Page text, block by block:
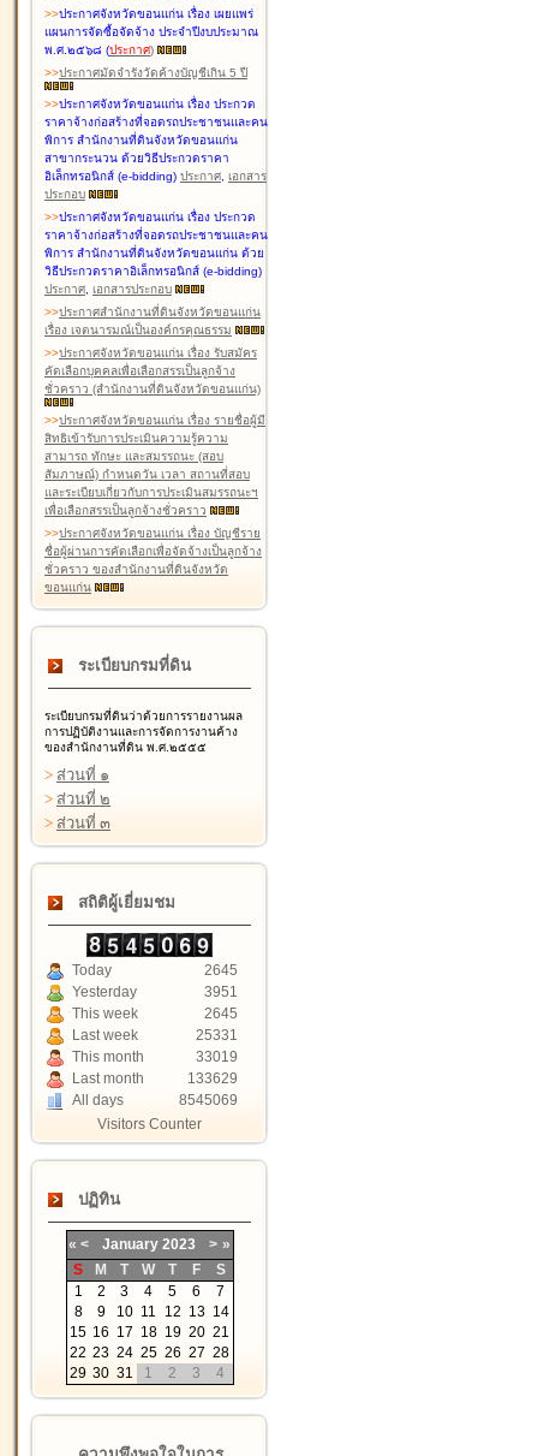
>>ประกาศจังหวัดขอนแก่น เรื่อง เผยแพร่
แผนการจัดซื้อจัดจ้าง ประจำปีงบประมาณ
พ.ศ.๒๕๖๘ (ประกาศ)
>>ประกาศมัดจำรังวัดค้างบัญชีเกิน 5 ปี
>>ประกาศจังหวัดขอนแก่น เรื่อง ประกวด
ราคาจ้างก่อสร้างที่จอดรถประชาชนและคน
พิการ สำนักงานที่ดินจังหวัดขอนแก่น
สาขากระนวน ด้วยวิธีประกวดราคา
อิเล็กทรอนิกส์ (e-bidding) ประกาศ, เอกสาร
ประกอบ
>>ประกาศจังหวัดขอนแก่น เรื่อง ประกวด
ราคาจ้างก่อสร้างที่จอดรถประชาชนและคน
พิการ สำนักงานที่ดินจังหวัดขอนแก่น ด้วย
วิธีประกวดราคาอิเล็กทรอนิกส์ (e-bidding)
ประกาศ, เอกสารประกอบ
>>ประกาศสำนักงานที่ดินจังหวัดขอนแก่น
เรื่อง เจตนารมณ์เป็นองค์กรคุณธรรม
>>ประกาศจังหวัดขอนแก่น เรื่อง รับสมัคร
คัดเลือกบุคคลเพื่อเลือกสรรเป็นลูกจ้าง
ชั่วคราว (สำนักงานที่ดินจังหวัดขอนแก่น)
>>ประกาศจังหวัดขอนแก่น เรื่อง รายชื่อผู้มี
สิทธิเข้ารับการประเมินความรู้ความ
สามารถ ทักษะ และสมรรถนะ (สอบ
สัมภาษณ์) กำหนดวัน เวลา สถานที่สอบ
และระเบียบเกี่ยวกับการประเมินสมรรถนะฯ
เพื่อเลือกสรรเป็นลูกจ้างชั่วคราว
>>ประกาศจังหวัดขอนแก่น เรื่อง บัญชีราย
ชื่อผู้ผ่านการคัดเลือกเพื่อจัดจ้างเป็นลูกจ้าง
ชั่วคราว ของสำนักงานที่ดินจังหวัด
ขอนแก่น
ระเบียบกรมที่ดิน
ระเบียบกรมที่ดินว่าด้วยการรายงานผล
การปฏิบัติงานและการจัดการงานค้าง
ของสำนักงานที่ดิน พ.ศ.๒๕๕๕
> ส่วนที่ ๑
> ส่วนที่ ๒
> ส่วนที่ ๓
สถิติผู้เยี่ยมชม
Today
2645
Yesterday
3951
This week
2645
Last week
25331
This month
33019
Last month
133629
All days
8545069
Visitors Counter
ปฏิทิน
« < January 2023 > »
S
M T W T F
S
1
2 3 4 5 6
7
8
9 10 11 12 13 14
15 16 17 18 19 20 21
22 23 24 25 26 27 28
29 30 31 1 2 3 4